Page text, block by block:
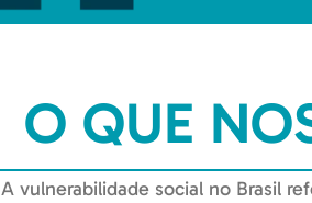
O QUE
A vulnerabilidade social no Brasil